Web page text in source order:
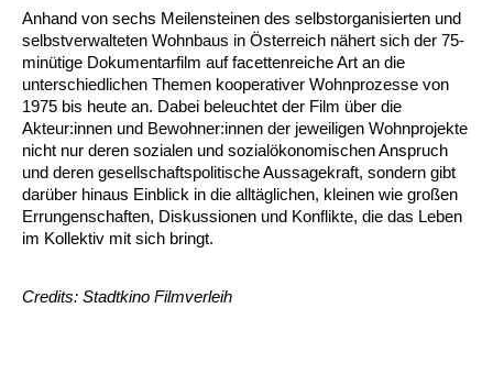
Anhand von sechs Meilensteinen des selbstorganisierten und
selbstverwalteten Wohnbaus in Österreich nähert sich der 75-
minütige Dokumentarfilm auf facettenreiche Art an die
unterschiedlichen Themen kooperativer Wohnprozesse von
1975 bis heute an. Dabei beleuchtet der Film über die
Akteur:innen und Bewohner:innen der jeweiligen Wohnprojekte
nicht nur deren sozialen und sozialökonomischen Anspruch
und deren gesellschaftspolitische Aussagekraft, sondern gibt
darüber hinaus Einblick in die alltäglichen, kleinen wie großen
Errungenschaften, Diskussionen und Konflikte, die das Leben
im Kollektiv mit sich bringt.
Credits: Stadtkino Filmverleih